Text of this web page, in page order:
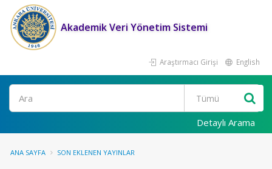
Akademik Veri Yönetim Sistemi
Araştırmacı Girişi English
Ara
Detaylı Arama
ANA SAYFA SON EKLENEN YAYINLAR